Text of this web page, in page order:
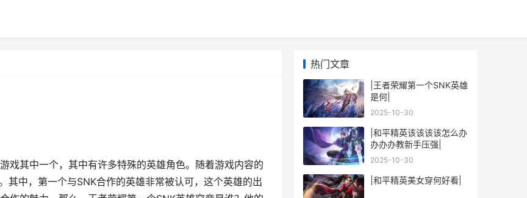
戏其中一个，其中有许多特殊的英雄角色。随着游戏内容的
其中，第一个与SNK合作的英雄非常被认可，这个英雄的出
热门文章
|王者荣耀第一个SNK英雄
是何|
2025-10-30
|和平精英该该该该怎么办
办办办教新手压强|
2025-10-30
|和平精英美女穿何好看|